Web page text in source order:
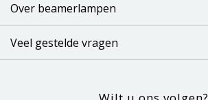
Over beamerlampen
Veel gestelde vragen